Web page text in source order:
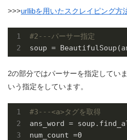
>>>urllibを用いたスクレイピング方
#2---パーサー指定
soup =
2の部分ではパーサーを指定してい
いう指定をしています。
#3---<a>タグを取得
ans_word =
num_count =0